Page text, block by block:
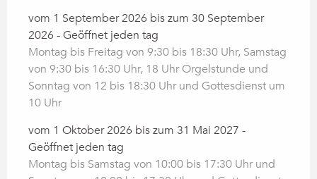
vom 1 September 2026 bis zum 30 September
2026 - Geöffnet jeden tag
Montag bis Freitag von 9:30 bis 18:30 Uhr, Samstag
von 9:30 bis 16:30 Uhr, 18 Uhr Orgelstunde und
Sonntag von 12 bis 18:30 Uhr und Gottesdienst um
10 Uhr
vom 1 Oktober 2026 bis zum 31 Mai 2027 -
Geöffnet jeden tag
Montag bis Samstag von 10:00 bis 17:30 Uhr und